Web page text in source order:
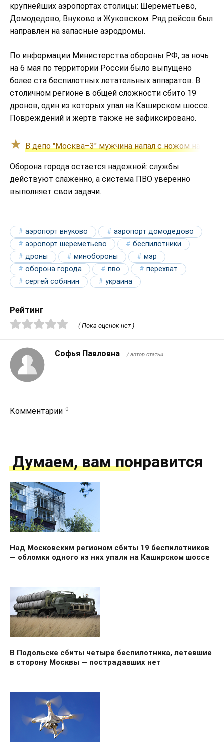
крупнейших аэропортах столицы: Шереметьево,
Домодедово, Внуково и Жуковском. Ряд рейсов был
направлен на запасные аэродромы.
По информации Министерства обороны РФ, за ночь
на 6 мая по территории России было выпущено
более ста беспилотных летательных аппаратов. В
столичном регионе в общей сложности сбито 19
дронов, один из которых упал на Каширском шоссе.
Повреждений и жертв также не зафиксировано.
В депо "Москва–3" мужчина напал с ножом на
Оборона города остается надежной: службы
действуют слаженно, а система ПВО уверенно
выполняет свои задачи.
аэропорт внуково
аэропорт домодедово
аэропорт шереметьево
беспилотники
дроны
минобороны
мэр
оборона города
пво
перехват
сергей собянин
украина
Рейтинг
( Пока оценок нет )
Софья Павловна / автор статьи
Комментарии 0
Думаем, вам понравится
Над Московским регионом сбиты 19 беспилотников
— обломки одного из них упали на Каширском шоссе
В Подольске сбиты четыре беспилотника, летевшие
в сторону Москвы — пострадавших нет